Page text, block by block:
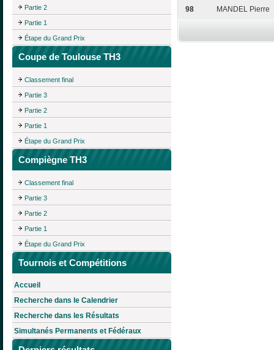
Partie 2
Partie 1
Étape du Grand Prix
Coupe de Toulouse TH3
Classement final
Partie 3
Partie 2
Partie 1
Étape du Grand Prix
Compiègne TH3
Classement final
Partie 3
Partie 2
Partie 1
Étape du Grand Prix
Tournois et Compétitions
Accueil
Recherche dans le Calendrier
Recherche dans les Résultats
Simultanés Permanents et Fédéraux
98 MANDEL Pierre